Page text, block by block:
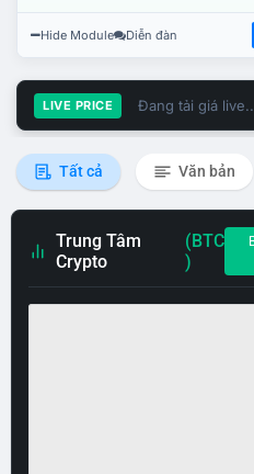
Hide Module Diễn đàn
LIVE PRICE Đang tải giá
Tất cả Văn bản
Trung Tâm
Crypto
(BTC
)